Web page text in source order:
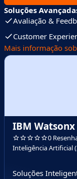
Soluções
Avaliação &
Customer
Mais informação
IBM Watsonx
0
Inteligência Artificial
Soluções